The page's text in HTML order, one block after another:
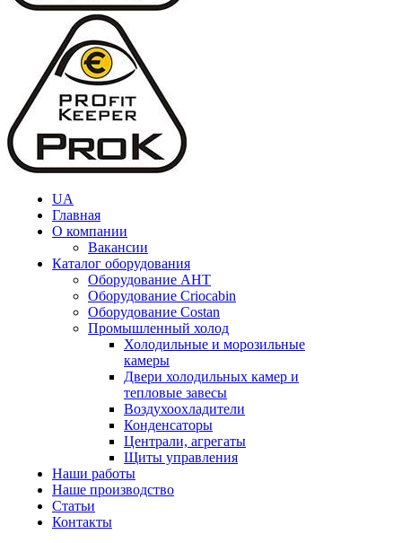
UA
Главная
О компании
Вакансии
Каталог оборудования
Оборудование AHT
Оборудование Criocabin
Оборудование Costan
Промышленный холод
Холодильные и морозильные
камеры
Двери холодильных камер и
тепловые завесы
Воздухоохладители
Конденсаторы
Централи, агрегаты
Щиты управления
Наши работы
Наше производство
Статьи
Контакты